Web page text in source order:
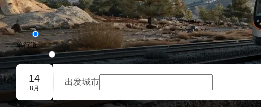
单行道
往返旅程
团体预订
14
8月
出发城市